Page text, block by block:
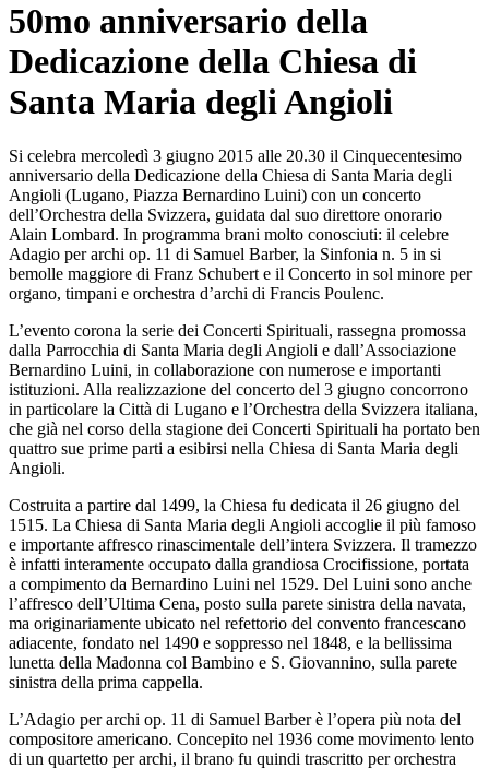
50mo anniversario della
Dedicazione della Chiesa di
Santa Maria degli Angioli
Si celebra mercoledì 3 giugno 2015 alle 20.30 il Cinquecentesimo
anniversario della Dedicazione della Chiesa di Santa Maria degli
Angioli (Lugano, Piazza Bernardino Luini) con un concerto
dell’Orchestra della Svizzera, guidata dal suo direttore onorario
Alain Lombard. In programma brani molto conosciuti: il celebre
Adagio per archi op. 11 di Samuel Barber, la Sinfonia n. 5 in si
bemolle maggiore di Franz Schubert e il Concerto in sol minore per
organo, timpani e orchestra d’archi di Francis Poulenc.
L’evento corona la serie dei Concerti Spirituali, rassegna promossa
dalla Parrocchia di Santa Maria degli Angioli e dall’Associazione
Bernardino Luini, in collaborazione con numerose e importanti
istituzioni. Alla realizzazione del concerto del 3 giugno concorrono
in particolare la Città di Lugano e l’Orchestra della Svizzera italiana,
che già nel corso della stagione dei Concerti Spirituali ha portato ben
quattro sue prime parti a esibirsi nella Chiesa di Santa Maria degli
Angioli.
Costruita a partire dal 1499, la Chiesa fu dedicata il 26 giugno del
1515. La Chiesa di Santa Maria degli Angioli accoglie il più famoso
e importante affresco rinascimentale dell’intera Svizzera. Il tramezzo
è infatti interamente occupato dalla grandiosa Crocifissione, portata
a compimento da Bernardino Luini nel 1529. Del Luini sono anche
l’affresco dell’Ultima Cena, posto sulla parete sinistra della navata,
ma originariamente ubicato nel refettorio del convento francescano
adiacente, fondato nel 1490 e soppresso nel 1848, e la bellissima
lunetta della Madonna col Bambino e S. Giovannino, sulla parete
sinistra della prima cappella.
L’Adagio per archi op. 11 di Samuel Barber è l’opera più nota del
compositore americano. Concepito nel 1936 come movimento lento
di un quartetto per archi, il brano fu quindi trascritto per orchestra